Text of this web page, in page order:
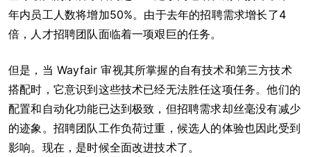
年内员工人数将增加50%。由于去年的招聘需求增长了4
倍，人才招聘团队面临着一项艰巨的任务。
但是，当 Wayfair 审视其所掌握的自有技术和第三方技术
搭配时，它意识到这些技术已经无法胜任这项任务。他们的
配置和自动化功能已达到极致，但招聘需求却丝毫没有减少
的迹象。招聘团队工作负荷过重，候选人的体验也因此受到
影响。现在，是时候全面改进技术了。